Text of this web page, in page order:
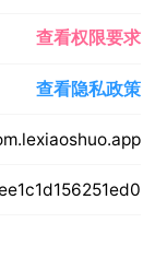
查看权限要求
查看隐私政策